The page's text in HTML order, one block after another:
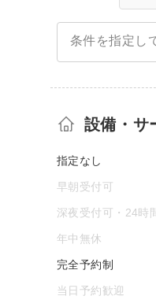
条件を指定し
設備・サ
指定なし
早朝受付可
深夜受付可・24時
年中無休
完全予約制
当日予約歓迎